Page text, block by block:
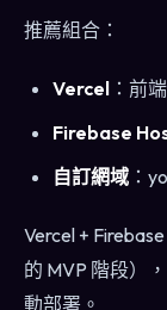
推薦組合：
Vercel ：前
Firebase
自訂網域 ：
Vercel +
的 MVP 階段）
動部署。